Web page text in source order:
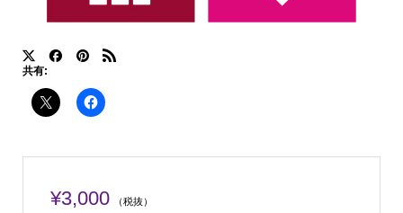
共有:
¥3,000 （税抜）